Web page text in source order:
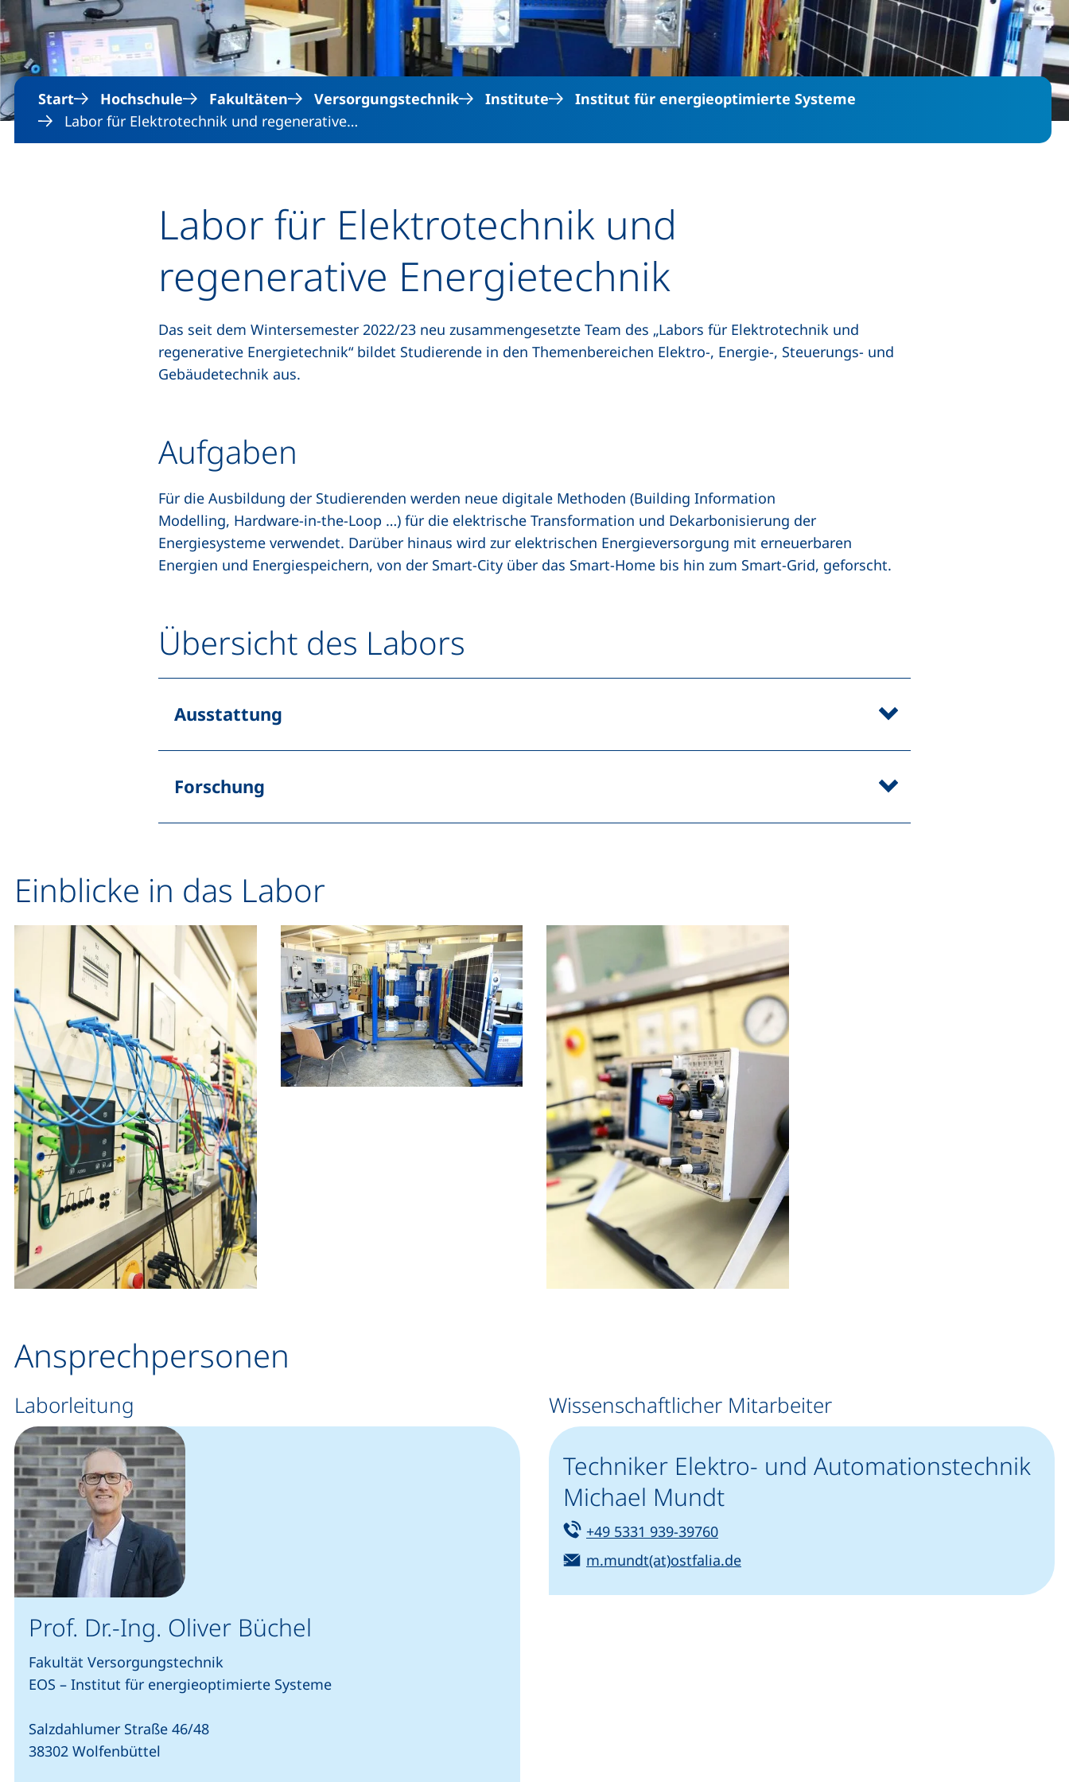
Start Hochschule Fakultäten Versorgungstechnik Institute
Institut für energieoptimierte Systeme
Labor für Elektrotechnik und regenerative…
Labor für Elektrotechnik und
regenerative Energietechnik
Das seit dem Wintersemester 2022/23 neu zusammengesetzte Team des „Labors für Elektrotechnik und
regenerative Energietechnik“ bildet Studierende in den Themenbereichen Elektro-, Energie-, Steuerungs- und
Gebäudetechnik aus.
Aufgaben
Für die Ausbildung der Studierenden werden neue digitale Methoden (Building Information
Modelling, Hardware-in-the-Loop …) für die elektrische Transformation und Dekarbonisierung der
Energiesysteme verwendet. Darüber hinaus wird zur elektrischen Energieversorgung mit erneuerbaren
Energien und Energiespeichern, von der Smart-City über das Smart-Home bis hin zum Smart-Grid, geforscht.
Übersicht des Labors
Ausstattung
Forschung
Einblicke in das Labor
Ansprechpersonen
Laborleitung
Prof. Dr.-Ing. Oliver Büchel
Fakultät Versorgungstechnik
EOS – Institut für energieoptimierte Systeme
Salzdahlumer Straße 46/48
38302 Wolfenbüttel
Wissenschaftlicher Mitarbeiter
Techniker Elektro- und Automationstechnik
Michael Mundt
Tel:
+49 5331 939-39760(startet einen Telefonanruf, wenn Ihr Gerät dies
E-Mail:
m.mundt(at)ostfalia.de(öffnet Ihr E-Mail-Programm)